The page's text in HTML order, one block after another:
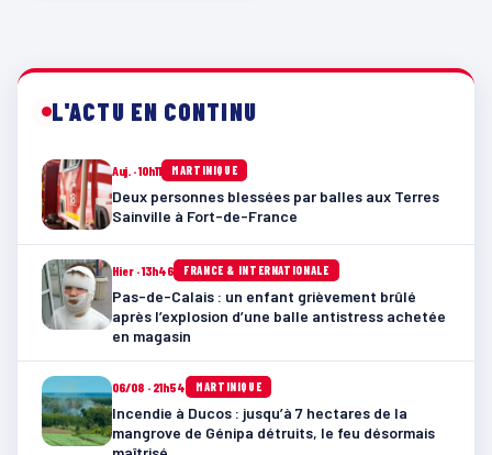
L'ACTU EN CONTINU
Auj. · 10h11 MARTINIQUE
Deux personnes blessées par balles aux Terres
Sainville à Fort-de-France
Hier · 13h46 FRANCE & INTERNATIONALE
Pas-de-Calais : un enfant grièvement brûlé
après l’explosion d’une balle antistress achetée
en magasin
06/08 · 21h54 MARTINIQUE
Incendie à Ducos : jusqu’à 7 hectares de la
mangrove de Génipa détruits, le feu désormais